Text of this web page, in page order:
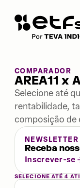
COMPARADOR
AREA11 x
Selecione até
rentabilidade,
composição de
NEWSLETTER
Receba
Inscrever-se
SELECIONE ATÉ 4